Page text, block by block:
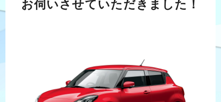
お伺いさせていただきました！